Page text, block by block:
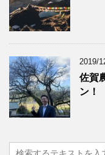
2019/
佐賀
ン！